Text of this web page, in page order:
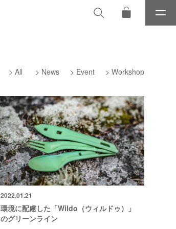
メ
ニ
All News Event Workshop
2022.01.21
環境に配慮した「Wildo（ウィルドゥ）」
のグリーンライン